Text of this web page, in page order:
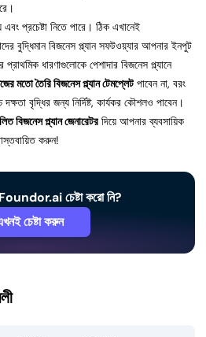
প্রচেষ্টা নিতে পারে। ঠিক এখানেই
বুদ্ধিমান বিজনেস প্ল্যান সফটওয়্যার আপনার ইনপুট
প্রাথমিক ধারণাগুলোকে পেশাদার বিজনেস প্ল্যানে
মতো তৈরি বিজনেস প্ল্যান টেমপ্লেটপাবেন না, বরং
বৃদ্ধির জন্য নির্দিষ্ট, কার্যকর কৌশলও পাবেন।
বিজনেস প্ল্যান জেনারেটরদিয়ে আপনার ব্যবসায়িক
করুন!
চেষ্টা করো নি?
চেষ্টা করুন